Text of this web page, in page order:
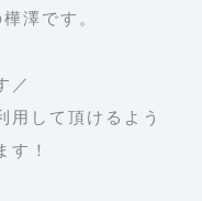
澤です。
／
用して頂けるよう
す！